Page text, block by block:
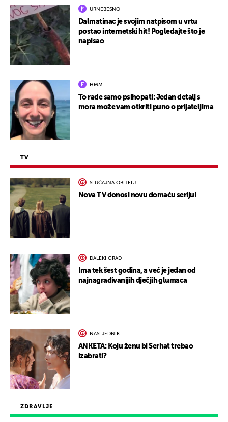
ZDRAVLJE
URNEBESNO
Dalmatinac je svojim natpisom u vrtu
postao internetski hit! Pogledajte što je
napisao
HMM…
To rade samo psihopati: Jedan detalj s
mora može vam otkriti puno o prijateljima
TV
SLUČAJNA OBITELJ
Nova TV donosi novu domaću seriju!
DALEKI GRAD
Ima tek šest godina, a već je jedan od
najnagrađivanijih dječjih glumaca
NASLJEDNIK
ANKETA: Koju ženu bi Serhat trebao
izabrati?